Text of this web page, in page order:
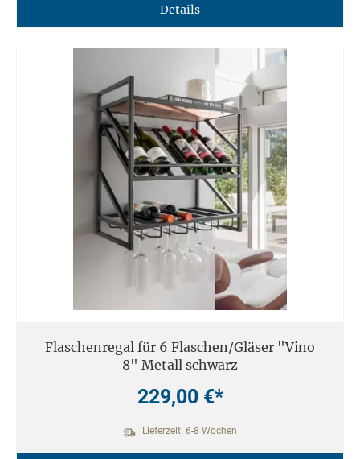
Details
Flaschenregal für 6 Flaschen/Gläser "Vino
8" Metall schwarz
229,00 €*
Lieferzeit: 6-8 Wochen